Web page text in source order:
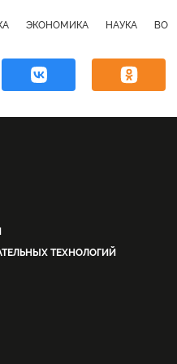
ЭКОНОМИКА НАУКА
ТЕХНОЛОГИЙ